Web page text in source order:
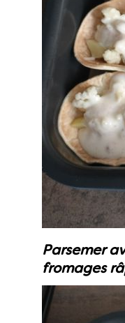
Parsemer
fromages